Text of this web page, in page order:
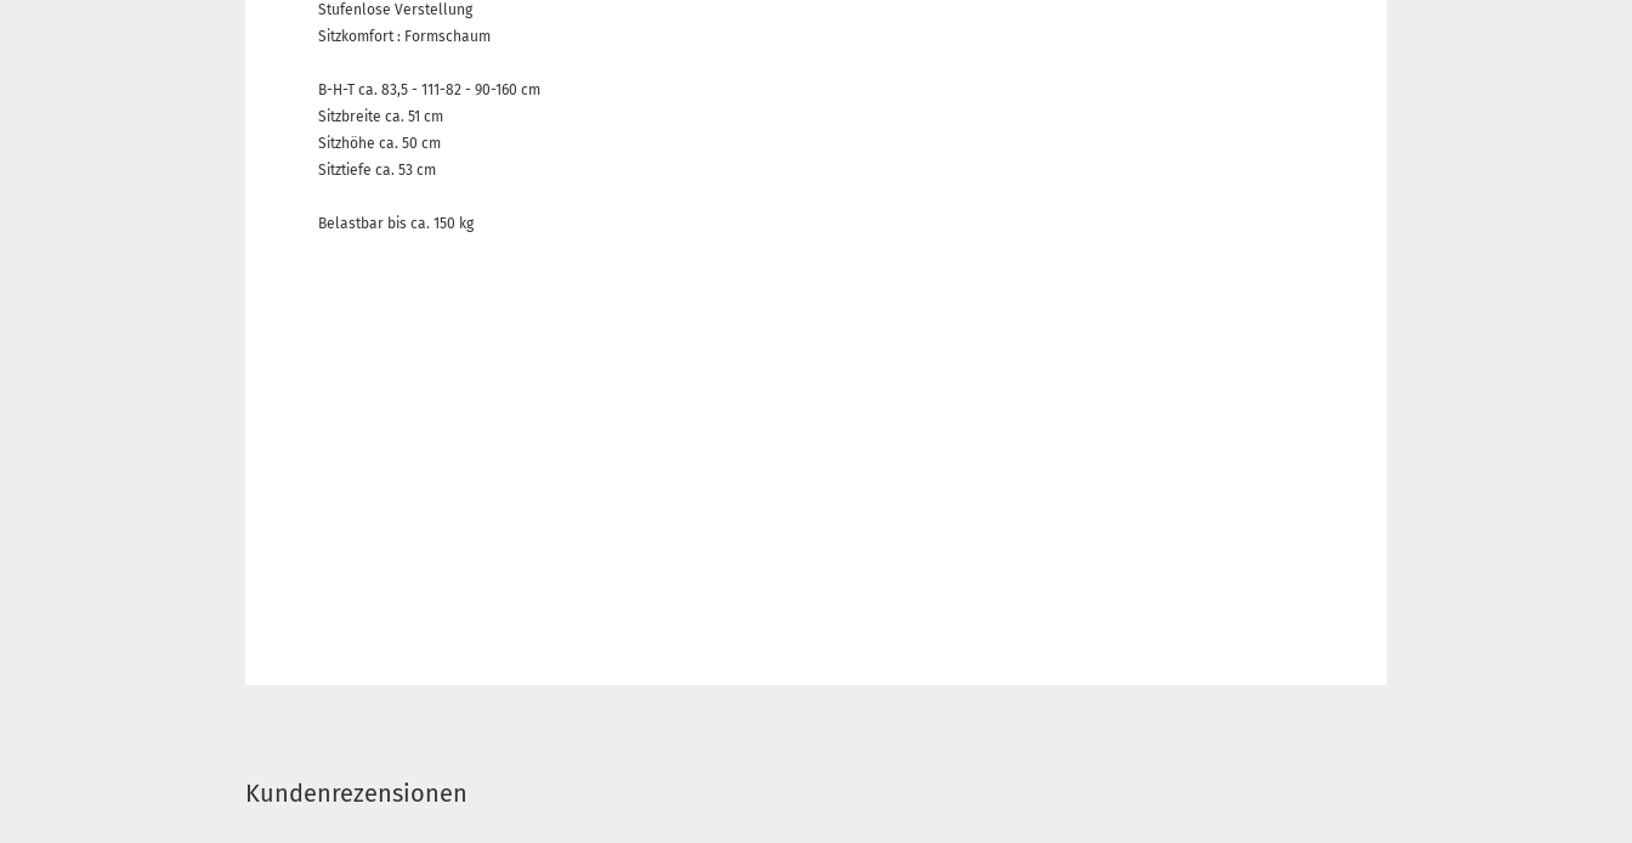
Stufenlose Verstellung
Sitzkomfort : Formschaum
B-H-T ca. 83,5 - 111-82 - 90-160 cm
Sitzbreite ca. 51 cm
Sitzhöhe ca. 50 cm
Sitztiefe ca. 53 cm
Belastbar bis ca. 150 kg
Kundenrezensionen